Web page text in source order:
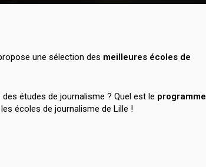
une sélection des meilleures écoles de
études de journalisme ? Quel est le programme
écoles de journalisme de Lille !